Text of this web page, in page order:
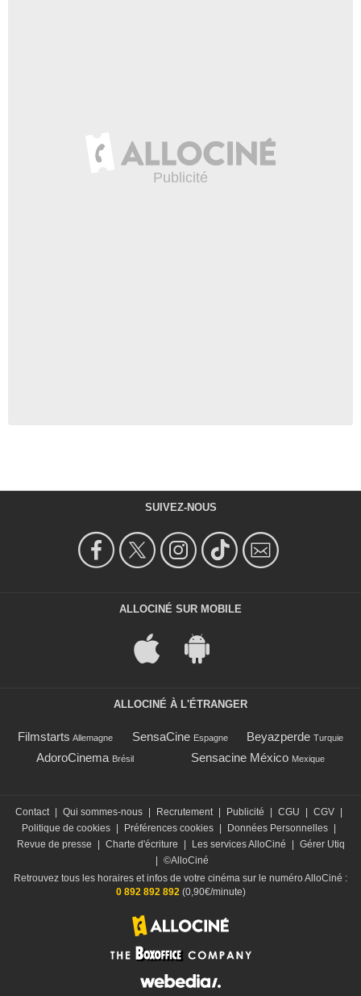
SUIVEZ-NOUS
ALLOCINÉ SUR MOBILE
ALLOCINÉ À L'ÉTRANGER
Filmstarts Allemagne SensaCine Espagne Beyazperde Turquie
AdoroCinema Brésil Sensacine México Mexique
Contact Qui sommes-nous Recrutement Publicité CGU CGV
Politique de cookies
Préférences cookies Données Personnelles
Revue de presse
Charte d'écriture Les services AlloCiné
Gérer Utiq
©AlloCiné
Retrouvez tous les horaires et infos de votre cinéma sur le numéro AlloCiné :
0 892 892 892(0,90€/minute)